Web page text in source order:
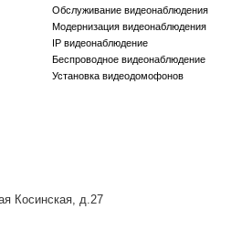
Косинская, д.27
Обслуживание видеонаблюдения
Модернизация видеонаблюдения
IP видеонаблюдение
Беспроводное видеонаблюдение
Установка видеодомофонов